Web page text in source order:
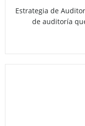
Estrategia de
de auditoría